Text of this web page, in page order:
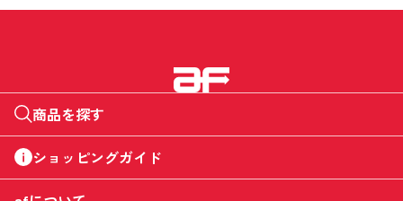
商品を探す
ショッピングガイド